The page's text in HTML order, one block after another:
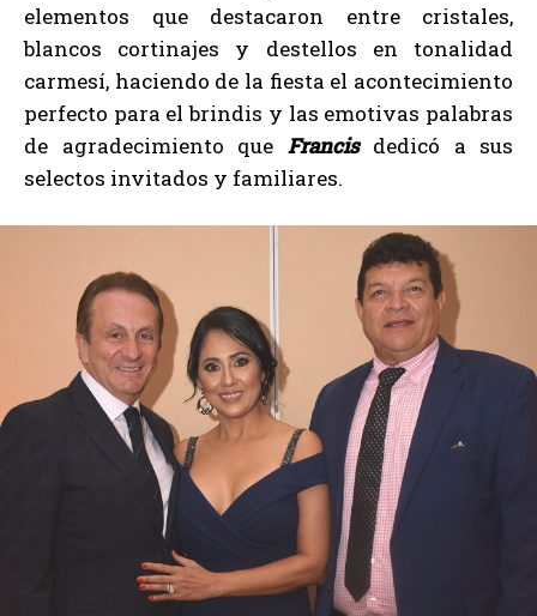
elementos que destacaron entre cristales,
blancos cortinajes y destellos en tonalidad
carmesí, haciendo de la fiesta el acontecimiento
perfecto para el brindis y las emotivas palabras
de agradecimiento que Francisdedicó a sus
selectos invitados y familiares.